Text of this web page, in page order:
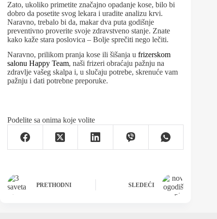
Zato, ukoliko primetite značajno opadanje kose, bilo bi
dobro da posetite svog lekara i uradite analizu krvi.
Naravno, trebalo bi da, makar dva puta godišnje
preventivno proverite svoje zdravstveno stanje. Znate
kako kaže stara poslovica – Bolje sprečiti nego lečiti.
Naravno, prilikom pranja kose ili šišanja u frizerskom
salonu Happy Team, naši frizeri obraćaju pažnju na
zdravlje vašeg skalpa i, u slučaju potrebe, skrenuće vam
pažnju i dati potrebne preporuke.
Podelite sa onima koje volite
PRETHODNI SLEDEĆI